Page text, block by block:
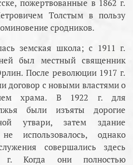
пожертвованные в 1862 г.
Толстым в пользу
сродников.
земская школа; с 1911 г.
был местный священник
После революции 1917 г.
договор с новыми властями о
храма. В 1922 г. для
были изъяты дорогие
утвари, затем здание
использовалось, однако
совершались здесь
Когда они полностью